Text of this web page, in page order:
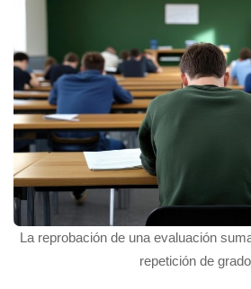
La reprobación de una evaluación
repetición de